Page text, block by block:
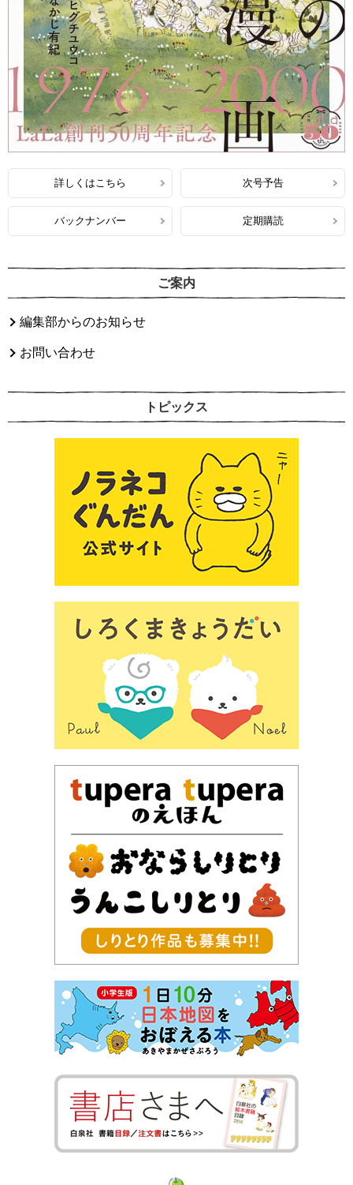
詳しくはこちら 次号予告
バックナンバー 定期購読
ご案内
編集部からのお知らせ
お問い合わせ
トピックス